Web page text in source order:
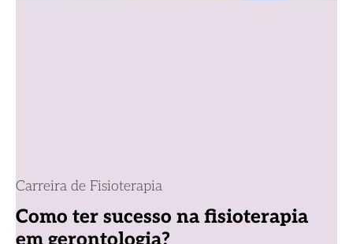
Carreira de Fisioterapia
Como ter sucesso na fisioterapia